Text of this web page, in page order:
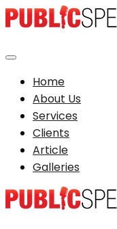
Home
About Us
Services
Clients
Article
Galleries